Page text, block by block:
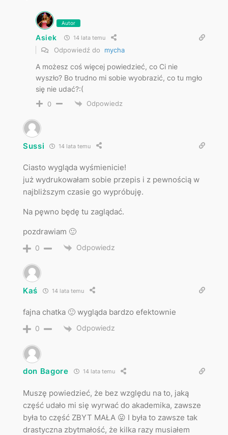
Autor
Asiek 14 lata temu
Odpowiedź do mycha
A możesz coś więcej powiedzieć, co Ci nie
wyszło? Bo trudno mi sobie wyobrazić, co tu mgło
się nie udać?:(
0 Odpowiedz
Sussi 14 lata temu
Ciasto wygląda wyśmienicie!
już wydrukowałam sobie przepis i z pewnością w
najbliższym czasie go wypróbuję.
Na pęwno będę tu zaglądać.
pozdrawiam 🙂
0 Odpowiedz
Kaś 14 lata temu
fajna chatka 🙂 wygląda bardzo efektownie
0 Odpowiedz
don Bagore 14 lata temu
Muszę powiedzieć, że bez względu na to, jaką
część udało mi się wyrwać do akademika, zawsze
była to część ZBYT MAŁA 😛 I była to zawsze tak
drastyczna zbytmałość, że kilka razy musiałem